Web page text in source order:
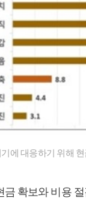
에 대응하기 위해
확보와 비용